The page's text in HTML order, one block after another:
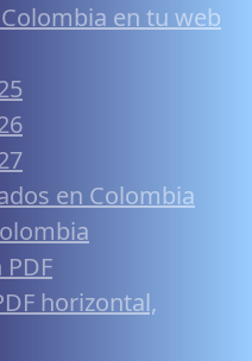
en tu web
en Colombia
horizontal,